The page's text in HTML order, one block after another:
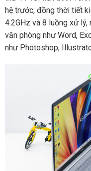
hệ trước, đồng thời tiết
4.2GHz và 8 luồng xử
văn phòng như Word,
như Photoshop,